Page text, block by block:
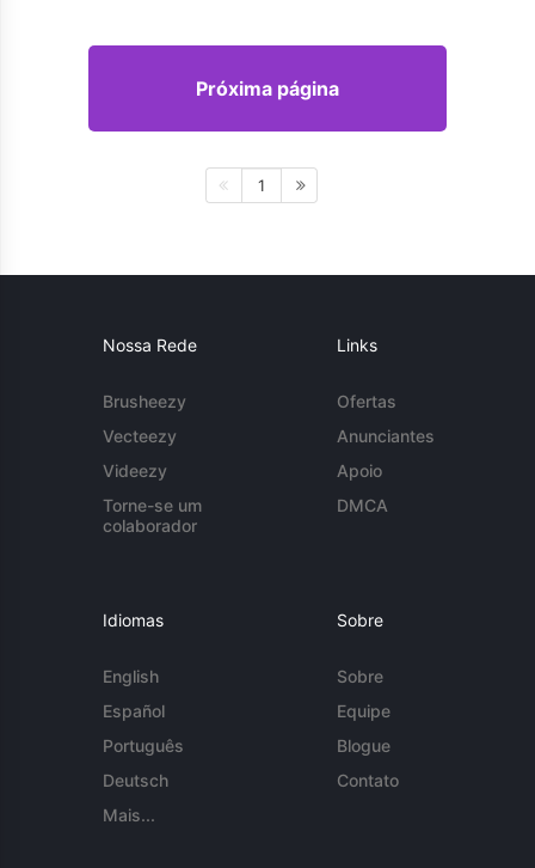
Próxima página
1
Nossa Rede
Brusheezy
Vecteezy
Videezy
Torne-se um
colaborador
Links
Ofertas
Anunciantes
Apoio
DMCA
Idiomas
English
Español
Português
Deutsch
Mais...
Sobre
Sobre
Equipe
Blogue
Contato